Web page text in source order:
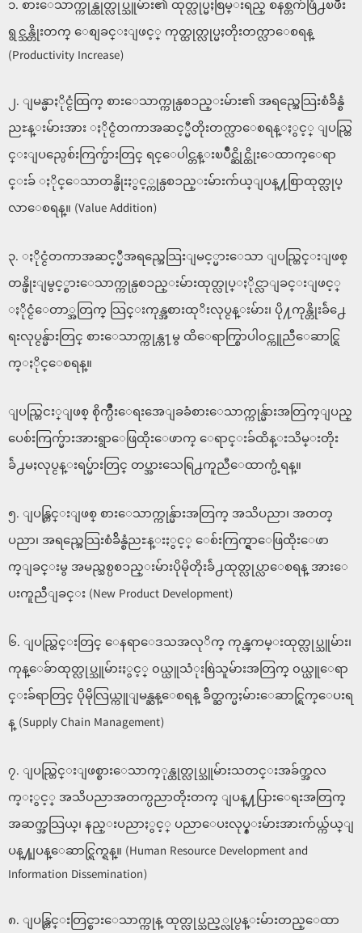
၁. စားေသာက္ကုန္ထုတ္လုပ္သူမ်ား၏ ထုတ္လုပ္မႈစြမ္းရည္ စနစ္တက်ဖြံ႕ၿဖိဳး
ရွင္သန္တိုးတက္ ေစျခင္းျဖင့္ ကုတ္ထုတ္လုပ္မႈတိုးတက္လာေစရန္
(Productivity Increase)
၂. ျမန္မာႏိုင္ငံထြက္ စားေသာက္ကုန္ပစၥည္းမ်ား၏ အရည္အေသြးစံခ်ိန္စံ
ညႊန္းမ်ားအား ႏိုင္ငံတကာအဆင့္မီတိုးတက္လာေစရန္ႏွင့္ ျပည္တြ
င္းျပည္ပေစ်းကြက္မ်ားတြင္ ရင္ေပါင္တန္းၿပိဳင္ဆိုင္ထိုးေထာက္ေရာ
င္းခ် ႏိုင္ေသာတန္ဖိုးႏွင့္ကုန္ပစၥည္းမ်ားက်ယ္ျပန္႔စြာထုတ္လုပ္
လာေစရန္။ (Value Addition)
၃. ႏိုင္ငံတကာအဆင့္မီအရည္အေသြးျမင့္မားေသာ ျပည္တြင္းျဖစ္
တန္ဖိုးျမွင့္စားေသာက္ကုန္ပစၥည္းမ်ားထုတ္လုပ္ႏိုင္လာျခင္းျဖင့္
ႏိုင္ငံေတာ္အတြက္ သြင္းကုန္အစားထုိးလုပ္ငန္းမ်ား၊ ပို႔ကုန္တိုးခ်ဲ႕ေ
ရးလုပ္ငန္မ်ားတြင္ စားေသာက္ကုန္က႑မွ ထိေရာက္စြာပါ၀င္ကူညီေဆာင္ရြ
က္ႏိုင္ေစရန္။
ျပည္တြငး္ျဖစ္ စိုက္ပ်ိဳးေရးအေျခခံစားေသာက္ကုန္မ်ားအတြက္ျပည္
ပေစ်းကြက္မ်ားအားရွာေဖြထိုးေဖာက္ ေရာင္းခ်ထိန္းသိမ္းတိုး
ခ်ဲ႕မႈလုပ္ငန္းရပ္မ်ားတြင္ တပ္အားသေရြ႕ကူညီေထာက္ပံ့ရန္။
၅. ျပန္တြင္းျဖစ္ စားေသာက္ကုန္မ်ားအတြက္ အသိပညာ၊ အတတ္
ပညာ၊ အရည္အေသြးစံခ်ိန္စံညႊန္းႏွင့္ ေစ်းကြက္ရွာေဖြထိုးေဖာ
က္ျခင္းမွ အမည္သစ္ပစၥည္းမ်ားပိုမိုတိုးခ်ဲ႕ထုတ္လုပ္လာေစရန္ အားေ
ပးကူညီျခင္း (New Product Development)
၆. ျပည္တြင္းတြင္ ေနရာေဒသအလုိက္ ကုန္ၾကမ္းထုတ္လုပ္သူမ်ား၊
ကုန္ေခ်ာထုတ္လုပ္သူမ်ားႏွင့္ ၀ယ္ယူသံုးစြဲသူမ်ားအတြက္ ၀ယ္ယူေရာ
င္းခ်ရာတြင္ ပိုမိုလြယ္ကူျမန္ဆန္ေစရန္ ခ်ိတ္ဆက္မႈမ်ားေဆာင္ရြက္ေပးရ
န္ (Supply Chain Management)
၇. ျပည္တြင္းျဖစ္စားေသာက္ုန္ထုတ္လုပ္သူမ်ားသတင္းအခ်က္အလ
က္ႏွင့္ အသိပညာအတက္ပညာတိုးတက္ ျပန္႔ပြားေရးအတြက္
အဆက္အသြယ္၊ နည္းပညာႏွင့္ ပညာေပးလုပ္န္းမ်ားအားက်ယ္က်ယ္ျ
ပန္႔ျပန္ေဆာင္ရြက္ရန္။ (Human Resource Development and
Information Dissemination)
၈. ျပန္တြင္းတြင္စားေသာက္ကုန္ ထုတ္လုပ္သည့္လုပ္ငန္းမ်ားတည္ေထာ